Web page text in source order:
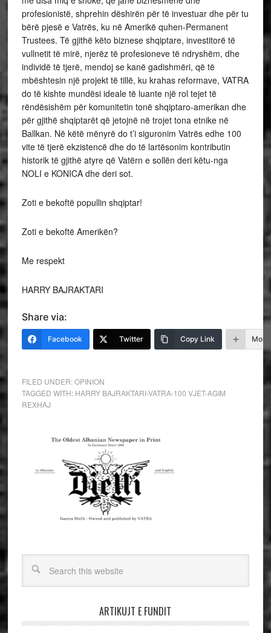
profesionistë, shprehin dëshirën për të investuar dhe për tu
bërë pjesë e Vatrës, ku në Amerikë quhen-Permanent
Trustees. Të gjithë këto biznese shqiptare, investitorë të
vullnetit të mirë, njerëz të profesioneve të ndryshëm, dhe
individë të tjerë, mendoj se kanë gadishmëri, që të
mbështesin një projekt të tillë, ku krahas reformave, VATRA
do të kishte mundësi ideale të luante një rol tejet të
rëndësishëm për komunitetin tonë shqiptaro-amerikan dhe
për gjithë shqiptarët që jetojnë në trojet tona etnike në
Ballkan. Në këtë mënyrë do t’i siguronim Vatrës edhe 100
vite të tjerë ekzistencë dhe do të lartësonim kontributin
historik të gjithë atyre që Vatërn e sollën deri këtu-nga
NOLI e KONICA dhe deri sot.
Zoti e bekoftë popullin shqiptar!
Zoti e bekoftë Amerikën?
Me respekt
HARRY BAJRAKTARI
Share via:
Facebook Twitter Copy Link More
FILED UNDER:OPINION
TAGGED WITH: HARRY BAJRAKTARI-VATRA-100 VJET-AGIM
REXHAJ
ARTIKUJT E FUNDIT